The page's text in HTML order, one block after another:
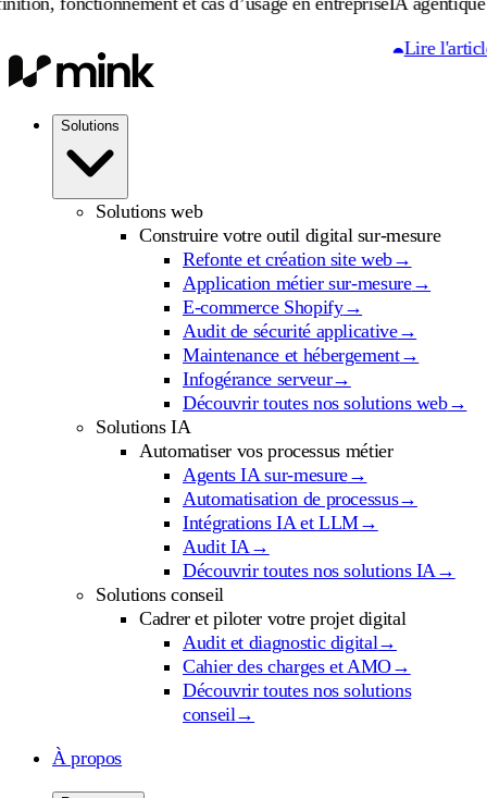
Lire l'article
Solutions
Solutions web
Construire votre outil digital sur-mesure
Refonte et création site web→
Application métier sur-mesure→
E-commerce Shopify→
Audit de sécurité applicative→
Maintenance et hébergement→
Infogérance serveur→
Découvrir toutes nos solutions web→
Solutions IA
Automatiser vos processus métier
Agents IA sur-mesure→
Automatisation de processus→
Intégrations IA et LLM→
Audit IA→
Découvrir toutes nos solutions IA→
Solutions conseil
Cadrer et piloter votre projet digital
Audit et diagnostic digital→
Cahier des charges et AMO→
Découvrir toutes nos solutions
conseil→
À propos